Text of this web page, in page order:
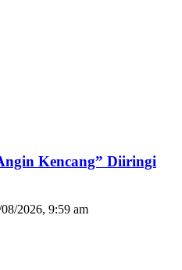
Kencang” Diiringi
2026, 9:59 am